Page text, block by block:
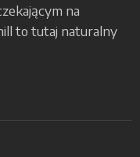
na
to tutaj naturalny